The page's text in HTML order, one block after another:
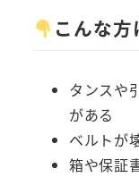
こんな方
タンスや
がある
ベルトが
箱や保証